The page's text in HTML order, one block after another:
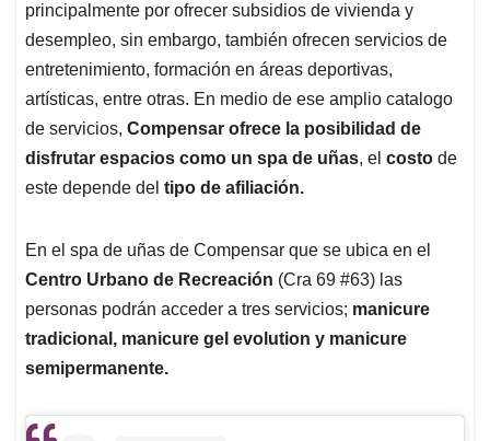
A
p
p
o
o
k
d
I
n
d
s
principalmente por ofrecer subsidios de vivienda y
desempleo, sin embargo, también ofrecen servicios de
entretenimiento, formación en áreas deportivas,
artísticas, entre otras. En medio de ese amplio catalogo
de servicios, Compensar ofrece la posibilidad de
disfrutar espacios como un spa de uñas, el costo de
este depende del tipo de afiliación.
En el spa de uñas de Compensar que se ubica en el
Centro Urbano de Recreación (Cra 69 #63) las
personas podrán acceder a tres servicios; manicure
tradicional, manicure gel evolution y manicure
semipermanente.